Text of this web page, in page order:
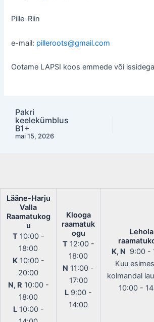
Pille-Riin
e-mail: pilleroots@gmail.com
Ootame LAPSI koos emmede või
Post
navigation
Pakri
keelekümblus
B1+
mai 15, 2026
Lääne-Harju
Valla
Raamatukog
u
T10:00 -
18:00
K10:00 -
20:00
N, R 10:00 -
18:00
L10:00 -
Klooga
raamatuk
ogu
T12:00 -
18:00
N 11:00 -
17:00
L 9:00 -
14:00
Lehola
K, N 9:00 -
Kuu
kolmandal
10:00 -